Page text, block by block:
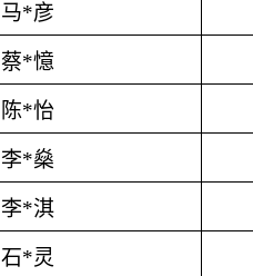
马*彦
蔡*憶
陈*怡
李*燊
李*淇
石*灵